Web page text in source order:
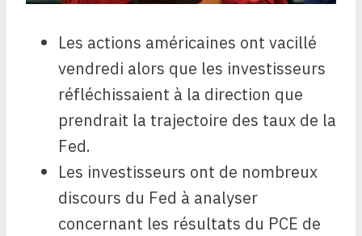
Les actions américaines ont vacillé
vendredi alors que les investisseurs
réfléchissaient à la direction que
prendrait la trajectoire des taux de la
Fed.
Les investisseurs ont de nombreux
discours du Fed à analyser
concernant les résultats du PCE de